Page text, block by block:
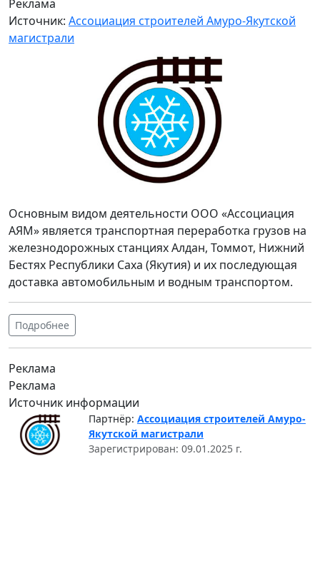
Реклама
Источник: Ассоциация строителей Амуро-Якутской
магистрали
Основным видом деятельности ООО «Ассоциация
АЯМ» является транспортная переработка грузов на
железнодорожных станциях Алдан, Томмот, Нижний
Бестях Республики Саха (Якутия) и их последующая
доставка автомобильным и водным транспортом.
Подробнее
Реклама
Реклама
Источник информации
Партнёр: Ассоциация строителей Амуро-
Якутской магистрали
Зарегистрирован: 09.01.2025 г.